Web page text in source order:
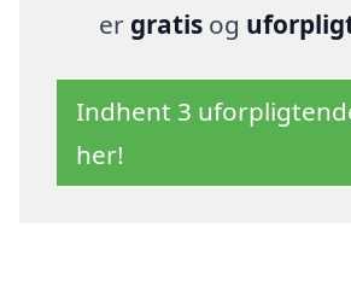
er gratisog
Indhent 3
her!